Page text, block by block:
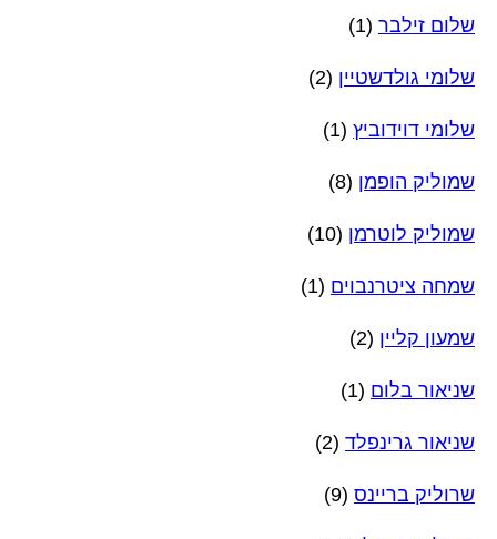
שלום זילבר (1)
שלומי גולדשטיין (2)
שלומי דוידוביץ (1)
שמוליק הופמן (8)
שמוליק לוטרמן (10)
שמחה ציטרנבוים (1)
שמעון קליין (2)
שניאור בלום (1)
שניאור גרינפלד (2)
שרוליק בריינס (9)